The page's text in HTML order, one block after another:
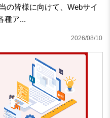
の皆様に向けて、Webサイ
種ア...
2026/08/10